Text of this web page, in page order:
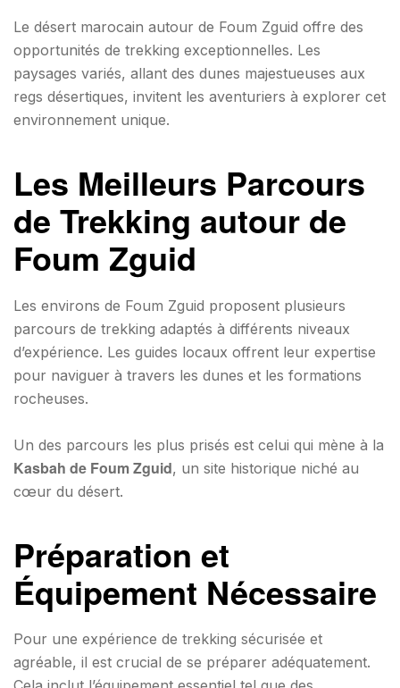
Le désert marocain autour de Foum Zguid offre des
opportunités de trekking exceptionnelles. Les
paysages variés, allant des dunes majestueuses aux
regs désertiques, invitent les aventuriers à explorer cet
environnement unique.
Les Meilleurs Parcours
de Trekking autour de
Foum Zguid
Les environs de Foum Zguid proposent plusieurs
parcours de trekking adaptés à différents niveaux
d’expérience. Les guides locaux offrent leur expertise
pour naviguer à travers les dunes et les formations
rocheuses.
Un des parcours les plus prisés est celui qui mène à la
Kasbah de Foum Zguid, un site historique niché au
cœur du désert.
Préparation et
Équipement Nécessaire
Pour une expérience de trekking sécurisée et
agréable, il est crucial de se préparer adéquatement.